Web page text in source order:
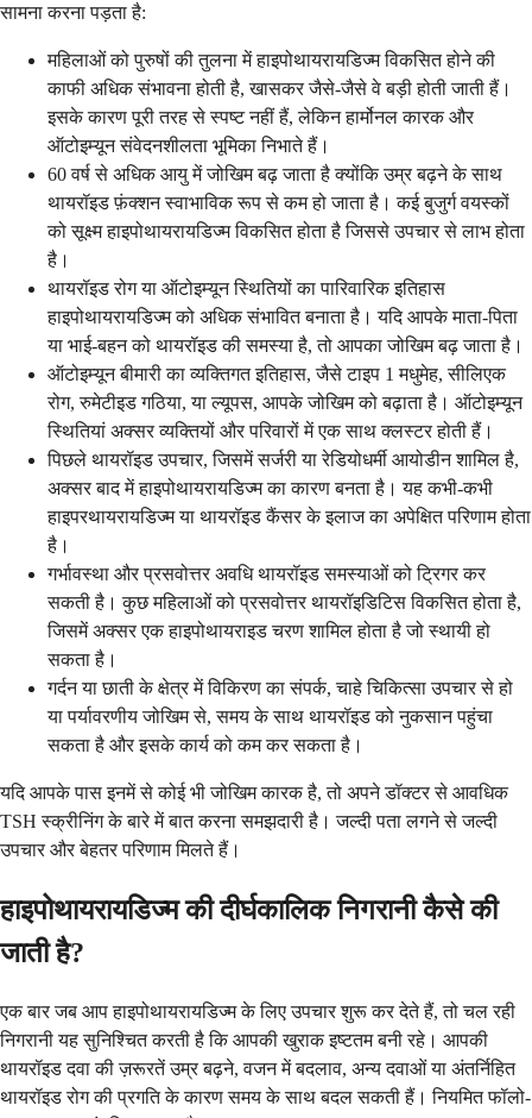
सामना करना पड़ता है:
महिलाओं को पुरुषों की तुलना में हाइपोथायरायडिज्म विकसित होने की
काफी अधिक संभावना होती है, खासकर जैसे-जैसे वे बड़ी होती जाती हैं।
इसके कारण पूरी तरह से स्पष्ट नहीं हैं, लेकिन हार्मोनल कारक और
ऑटोइम्यून संवेदनशीलता भूमिका निभाते हैं।
60 वर्ष से अधिक आयु में जोखिम बढ़ जाता है क्योंकि उम्र बढ़ने के साथ
थायरॉइड फ़ंक्शन स्वाभाविक रूप से कम हो जाता है। कई बुजुर्ग वयस्कों
को सूक्ष्म हाइपोथायरायडिज्म विकसित होता है जिससे उपचार से लाभ होता
है।
थायरॉइड रोग या ऑटोइम्यून स्थितियों का पारिवारिक इतिहास
हाइपोथायरायडिज्म को अधिक संभावित बनाता है। यदि आपके माता-पिता
या भाई-बहन को थायरॉइड की समस्या है, तो आपका जोखिम बढ़ जाता है।
ऑटोइम्यून बीमारी का व्यक्तिगत इतिहास, जैसे टाइप 1 मधुमेह, सीलिएक
रोग, रुमेटीइड गठिया, या ल्यूपस, आपके जोखिम को बढ़ाता है। ऑटोइम्यून
स्थितियां अक्सर व्यक्तियों और परिवारों में एक साथ क्लस्टर होती हैं।
पिछले थायरॉइड उपचार, जिसमें सर्जरी या रेडियोधर्मी आयोडीन शामिल है,
अक्सर बाद में हाइपोथायरायडिज्म का कारण बनता है। यह कभी-कभी
हाइपरथायरायडिज्म या थायरॉइड कैंसर के इलाज का अपेक्षित परिणाम होता
है।
गर्भावस्था और प्रसवोत्तर अवधि थायरॉइड समस्याओं को ट्रिगर कर
सकती है। कुछ महिलाओं को प्रसवोत्तर थायरॉइडिटिस विकसित होता है,
जिसमें अक्सर एक हाइपोथायराइड चरण शामिल होता है जो स्थायी हो
सकता है।
गर्दन या छाती के क्षेत्र में विकिरण का संपर्क, चाहे चिकित्सा उपचार से हो
या पर्यावरणीय जोखिम से, समय के साथ थायरॉइड को नुकसान पहुंचा
सकता है और इसके कार्य को कम कर सकता है।
यदि आपके पास इनमें से कोई भी जोखिम कारक है, तो अपने डॉक्टर से आवधिक
TSH स्क्रीनिंग के बारे में बात करना समझदारी है। जल्दी पता लगने से जल्दी
उपचार और बेहतर परिणाम मिलते हैं।
हाइपोथायरायडिज्म की दीर्घकालिक निगरानी कैसे की
जाती है?
एक बार जब आप हाइपोथायरायडिज्म के लिए उपचार शुरू कर देते हैं, तो चल रही
निगरानी यह सुनिश्चित करती है कि आपकी खुराक इष्टतम बनी रहे। आपकी
थायरॉइड दवा की ज़रूरतें उम्र बढ़ने, वजन में बदलाव, अन्य दवाओं या अंतर्निहित
थायरॉइड रोग की प्रगति के कारण समय के साथ बदल सकती हैं। नियमित फॉलो-